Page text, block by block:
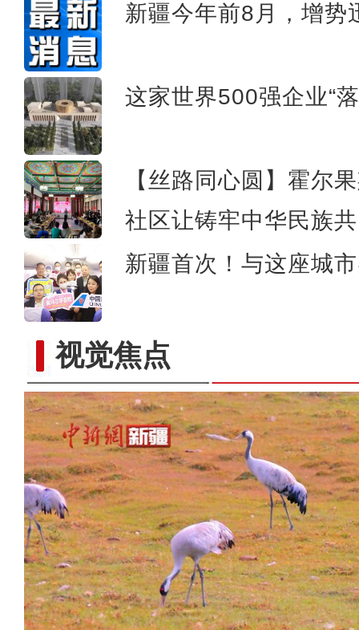
新疆今年前8月，增势
这家世界500强企业“
【丝路同心圆】霍尔
社区让铸牢中华民族
新疆首次！与这座城
视觉焦点中国最大超深凝析气田年处